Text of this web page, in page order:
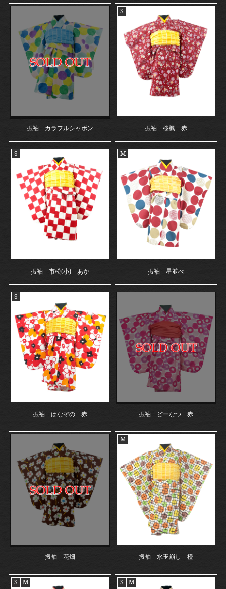
振袖 カラフルシャボン
S
振袖 桜楓 赤
S
振袖 市松(小) あか
M
振袖 星並べ
S
振袖 はなぞの 赤 振袖 どーなつ 赤
振袖 花畑
M
振袖 水玉崩し 橙
S M S M